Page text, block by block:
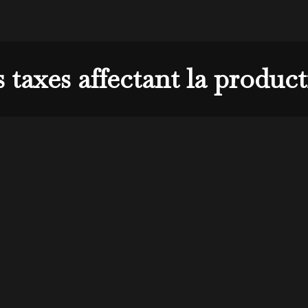
taxes affectant la